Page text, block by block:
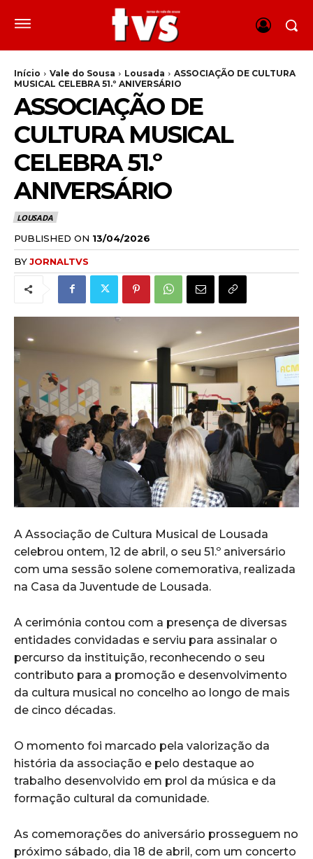
Início Vale do Sousa Lousada
ASSOCIAÇÃO DE CULTURA
MUSICAL CELEBRA 51.º ANIVERSÁRIO
ASSOCIAÇÃO DE
CULTURA MUSICAL
CELEBRA 51.º
ANIVERSÁRIO
LOUSADA
PUBLISHED ON 13/04/2026
BYJORNALTVS
A Associação de Cultura Musical de Lousada
celebrou ontem, 12 de abril, o seu 51.º aniversário
com uma sessão solene comemorativa, realizada
na Casa da Juventude de Lousada.
A cerimónia contou com a presença de diversas
entidades convidadas e serviu para assinalar o
percurso da instituição, reconhecendo o seu
contributo para a promoção e desenvolvimento
da cultura musical no concelho ao longo de mais
de cinco décadas.
O momento foi marcado pela valorização da
história da associação e pelo destaque ao
trabalho desenvolvido em prol da música e da
formação cultural da comunidade.
As comemorações do aniversário prosseguem no
próximo sábado, dia 18 de abril, com um concerto